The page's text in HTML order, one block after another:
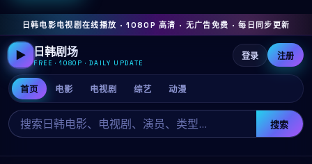
日韩电影电视剧在线播放 · 1080P 高清 · 无广告免费 · 每日同步更新
▶ 日韩剧场
FREE · 1080P · DAILY UPDATE
首页 电影 电视剧 综艺 动漫
搜索
登录 注册